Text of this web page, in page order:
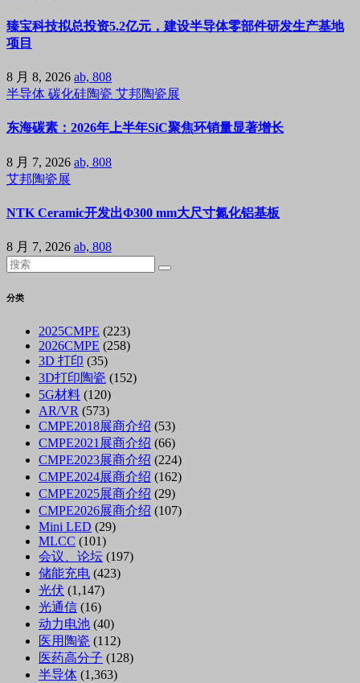
臻宝科技拟总投资5.2亿元，建设半导体零部件研发生产基地
项目
8 月 8, 2026 ab, 808
半导体 碳化硅陶瓷 艾邦陶瓷展
东海碳素：2026年上半年SiC聚焦环销量显著增长
8 月 7, 2026 ab, 808
艾邦陶瓷展
NTK Ceramic开发出Φ300 mm大尺寸氮化铝基板
8 月 7, 2026 ab, 808
分类
2025CMPE (223)
2026CMPE (258)
3D 打印 (35)
3D打印陶瓷 (152)
5G材料 (120)
AR/VR (573)
CMPE2018展商介绍 (53)
CMPE2021展商介绍 (66)
CMPE2023展商介绍 (224)
CMPE2024展商介绍 (162)
CMPE2025展商介绍 (29)
CMPE2026展商介绍 (107)
Mini LED (29)
MLCC (101)
会议、论坛 (197)
储能充电 (423)
光伏 (1,147)
光通信 (16)
动力电池 (40)
医用陶瓷 (112)
医药高分子 (128)
半导体 (1,363)